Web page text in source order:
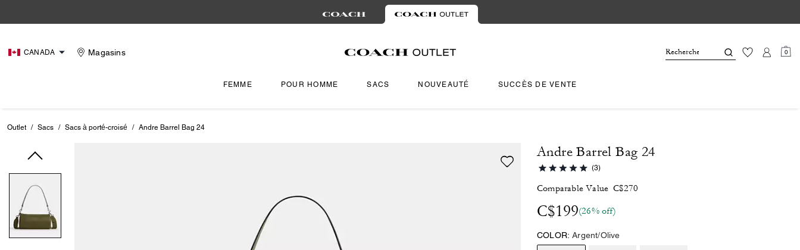
CANADA Magasins 0
FEMME POUR HOMME SACS NOUVEAUTÉ SUCCÈS DE VENTE
Outlet / Sacs / Sacs à porté-croisé / Andre Barrel Bag 24
Andre Barrel Bag 24
(3)
Comparable Value C$270
C$199(26% off)
COLOR: Argent/Olive